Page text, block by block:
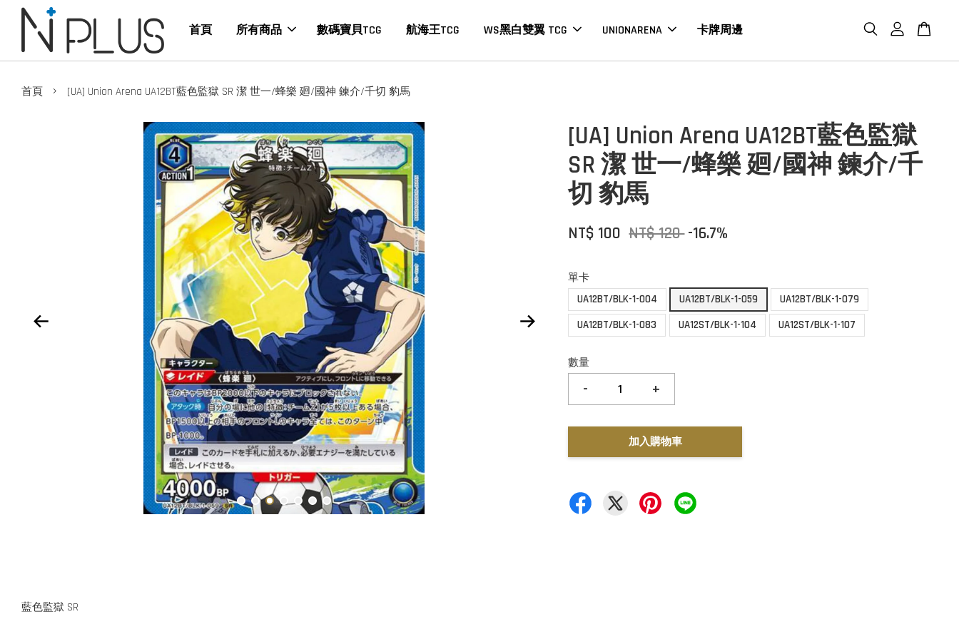
首頁 所有商品 數碼寶貝TCG 航海王TCG WS黑白雙翼 TCG UNIONARENA 卡牌周邊
首頁 › [UA] Union Arena UA12BT藍色監獄 SR 潔 世一/蜂樂 廻/國神 鍊介/千切 豹馬
[UA] Union Arena UA12BT藍色監獄
SR 潔 世一/蜂樂 廻/國神 鍊介/千
切 豹馬
NT$ 100 NT$ 120-16.7%
單卡
UA12BT/BLK-1-004
UA12BT/BLK-1-059
UA12BT/BLK-1-079
UA12BT/BLK-1-083
UA12ST/BLK-1-104 UA12ST/BLK-1-107
數量
- +
加入購物車
藍色監獄 SR